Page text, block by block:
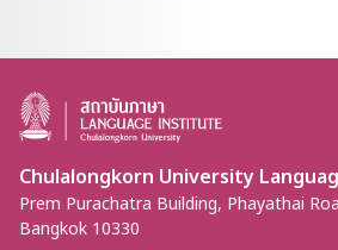
Chulalongkorn University
Prem Purachatra Building, Phayathai
Bangkok 10330